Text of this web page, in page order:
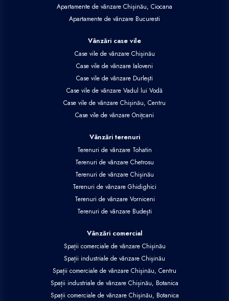
Apartamente de vânzare Chișinău, Ciocana
Apartamente de vânzare Bucuresti
Vânzări case vile
Case vile de vânzare Chișinău
Case vile de vânzare Ialoveni
Case vile de vânzare Durlești
Case vile de vânzare Vadul lui Vodă
Case vile de vânzare Chișinău, Centru
Case vile de vânzare Onițcani
Vânzări terenuri
Terenuri de vânzare Tohatin
Terenuri de vânzare Chetrosu
Terenuri de vânzare Chișinău
Terenuri de vânzare Ghidighici
Terenuri de vânzare Vorniceni
Terenuri de vânzare Budești
Vânzări comercial
Spații comerciale de vânzare Chișinău
Spații industriale de vânzare Chișinău
Spații comerciale de vânzare Chișinău, Centru
Spații industriale de vânzare Chișinău, Botanica
Spații comerciale de vânzare Chișinău, Botanica